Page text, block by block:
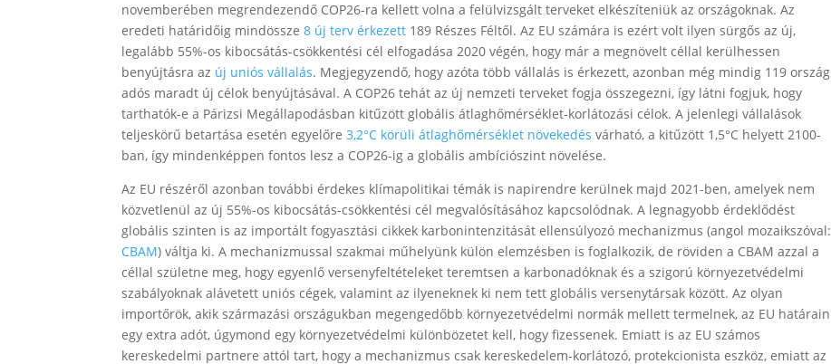
novemberében megrendezendő COP26-ra kellett volna a felülvizsgált terveket elkészíteniük az országoknak. Az
eredeti határidőig mindössze8 új terv érkezett 189 Részes Féltől. Az EU számára is ezért volt ilyen sürgős az új,
legalább 55%-os kibocsátás-csökkentési cél elfogadása 2020 végén, hogy már a megnövelt céllal kerülhessen
benyújtásra az új uniós vállalás. Megjegyzendő, hogy azóta több vállalás is érkezett, azonban még mindig 119 ország
adós maradt új célok benyújtásával. A COP26 tehát az új nemzeti terveket fogja összegezni, így látni fogjuk, hogy
tarthatók-e a Párizsi Megállapodásban kitűzött globális átlaghőmérséklet-korlátozási célok. A jelenlegi vállalások
teljeskörű betartása esetén egyelőre3,2°C körüli átlaghőmérséklet növekedés várható, a kitűzött 1,5°C helyett 2100-
ban, így mindenképpen fontos lesz a COP26-ig a globális ambíciószint növelése.
Az EU részéről azonban további érdekes klímapolitikai témák is napirendre kerülnek majd 2021-ben, amelyek nem
közvetlenül az új 55%-os kibocsátás-csökkentési cél megvalósításához kapcsolódnak. A legnagyobb érdeklődést
globális szinten is az importált fogyasztási cikkek karbonintenzitását ellensúlyozó mechanizmus (angol mozaikszóval:
CBAM) váltja ki. A mechanizmussal szakmai műhelyünk külön elemzésben is foglalkozik, de röviden a CBAM azzal a
céllal születne meg, hogy egyenlő versenyfeltételeket teremtsen a karbonadóknak és a szigorú környezetvédelmi
szabályoknak alávetett uniós cégek, valamint az ilyeneknek ki nem tett globális versenytársak között. Az olyan
importőrök, akik származási országukban megengedőbb környezetvédelmi normák mellett termelnek, az EU határain
egy extra adót, úgymond egy környezetvédelmi különbözetet kell, hogy fizessenek. Emiatt is az EU számos
kereskedelmi partnere attól tart, hogy a mechanizmus csak kereskedelem-korlátozó, protekcionista eszköz, emiatt az